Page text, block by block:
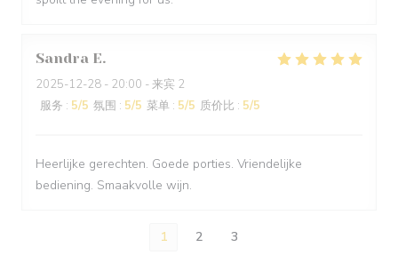
Sandra E
2025-12-28 - 20:00 - 来宾 2
服务 : 5/5 氛围 : 5/5 菜单 : 5/5 质价比 : 5/5
Heerlijke gerechten. Goede porties. Vriendelijke
bediening. Smaakvolle wijn.
1 2 3